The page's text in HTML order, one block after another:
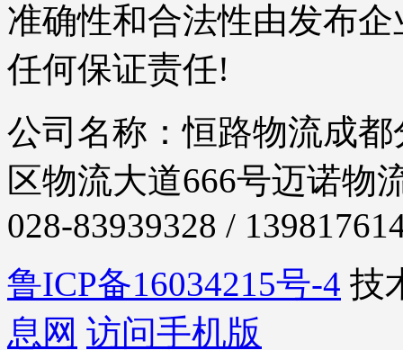
准确性和合法性由发布
任何保证责任!
公司名称：恒路物流成
区物流大道666号迈诺物
028-83939328 /
鲁ICP备16034215号-4 技
息网 访问手机版